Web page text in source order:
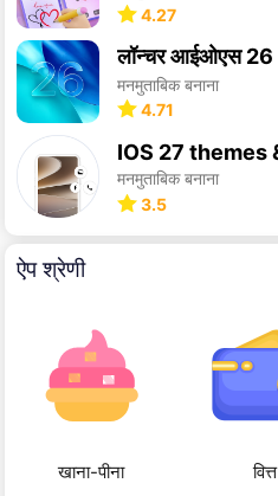
4.27
लॉन्चर आईओएस 26
मनमुताबिक बनाना
4.71
मनमुताबिक बनाना
3.5
ऐप श्रेणी
खाना-पीना वित्त